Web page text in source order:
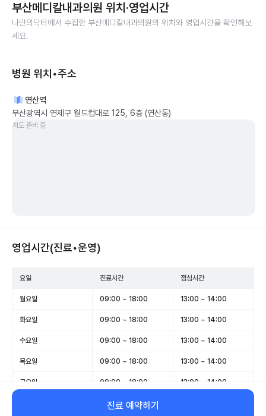
부산메디칼내과의원 위치·영업시간
나만의닥터에서 수집한 부산메디칼내과의원의 위치와 영업시간을 확인해보
세요.
병원 위치•주소
연산역
부산광역시 연제구 월드컵대로 125, 6층 (연산동)
지도 준비 중
영업시간(진료•운영)
요일 진료시간 점심시간
월요일 09:00 ~ 18:00 13:00 ~ 14:00
화요일 09:00 ~ 18:00 13:00 ~ 14:00
수요일 09:00 ~ 18:00 13:00 ~ 14:00
목요일 09:00 ~ 18:00 13:00 ~ 14:00
금요일 09:00 ~ 18:00 13:00 ~ 14:00
09:00 ~ 13:00
진료 예약하기